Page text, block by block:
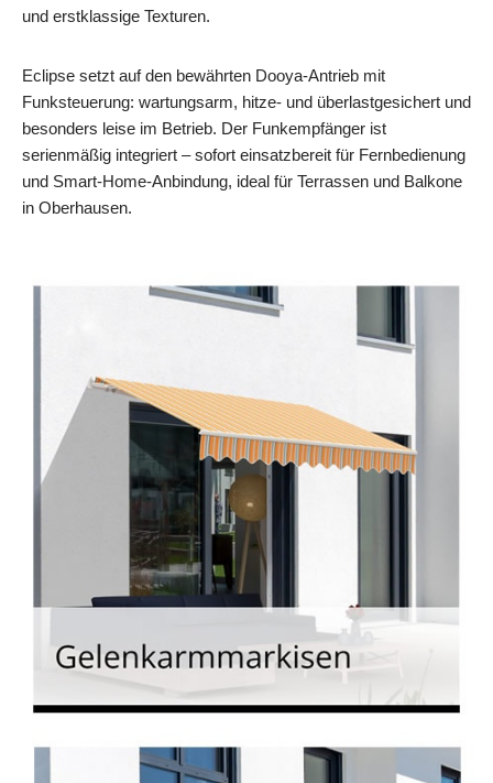
und erstklassige Texturen.
Eclipse setzt auf den bewährten Dooya‑Antrieb mit
Funksteuerung: wartungsarm, hitze‑ und überlastgesichert und
besonders leise im Betrieb. Der Funkempfänger ist
serienmäßig integriert – sofort einsatzbereit für Fernbedienung
und Smart‑Home‑Anbindung, ideal für Terrassen und Balkone
in Oberhausen.